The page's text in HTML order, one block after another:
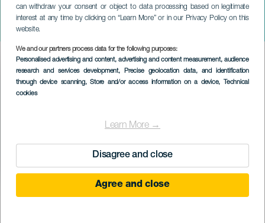
can withdraw your consent or object to data processing based on legitimate
interest at any time by clicking on “Learn More” or in our Privacy Policy on this
website.
We and our partners process data for the following purposes:
Personalised advertising and content, advertising and content measurement, audience
research and services development, Precise geolocation data, and identification
through device scanning, Store and/or access information on a device, Technical
cookies
Learn More →
Disagree and close
Agree and close
Paisagens sonoras
GRÃ-CANÁRIA
Imagen
Listado